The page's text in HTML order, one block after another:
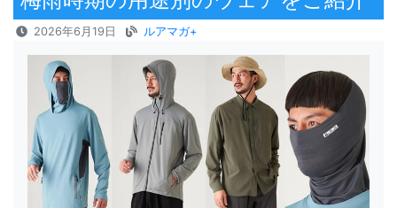
2026年6月19日 ルアマガ+